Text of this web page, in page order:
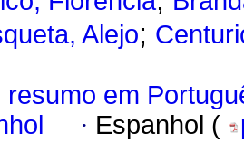
Alejo;
resumo em
· Espanhol (